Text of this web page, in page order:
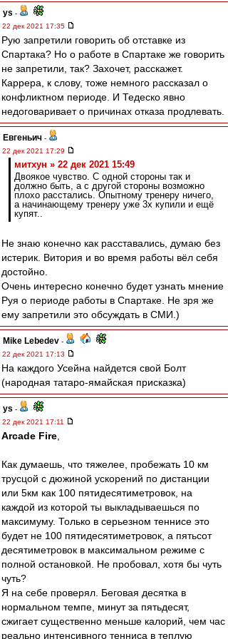
ys -
22 дек 2021 17:35
Рую запретили говорить об отставке из
Спартака? Но о работе в Спартаке же говорить
не запретили, так? Захочет, расскажет.
Каррера, к слову, тоже немного рассказал о
конфликтном периоде. И Тедеско явно
недоговаривает о причинах отказа продлевать.
Евгеньич -
22 дек 2021 17:29
митхун » 22 дек 2021 15:49
Двоякое чувство. С одной стороны так и
должно быть, а с другой стороны возможно
плохо расстались. Опытному тренеру ничего,
а начинающему тренеру уже 3х купили и ещё
купят..
Не знаю конечно как расставались, думаю без
истерик. Витория и во время работы вёл себя
достойно.
Очень интересно конечно будет узнать мнение
Руя о периоде работы в Спартаке. Не зря же
ему запретили это обсуждать в СМИ.)
Mike Lebedev -
22 дек 2021 17:13
На каждого Усейна найдется свой Болт
(народная татаро-ямайская присказка)
ys -
22 дек 2021 17:11
Arcade Fire
Как думаешь, что тяжелее, пробежать 10 км
трусцой с дюжиной ускорений по дистанции
или 5км как 100 пятидесятиметровок, на
каждой из которой ты выкладываешься по
максимуму. Только в серьезном теннисе это
будет не 100 пятидесятиметровок, а пятьсот
десятиметровок в максимальном режиме с
полной остановкой. Не пробовал, хотя бы чуть
чуть?
Я на себе проверял. Беговая десятка в
нормальном темпе, минут за пятьдесят,
сжигает существенно меньше калорий, чем час
реально интенсивного тенниса в теплую